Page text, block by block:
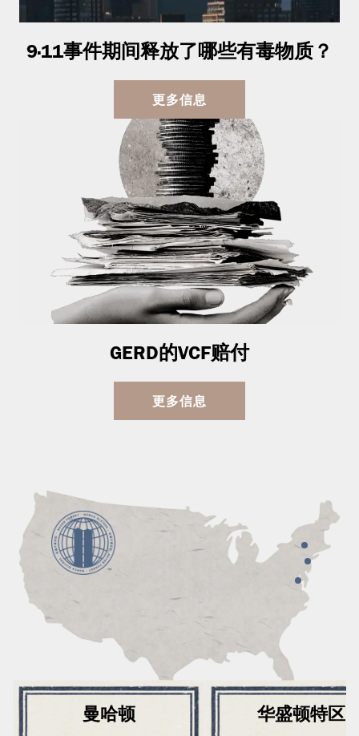
9·11事件期间释放了哪些有毒物质？
更多信息
GERD的VCF赔付
更多信息
曼哈顿 华盛顿特区